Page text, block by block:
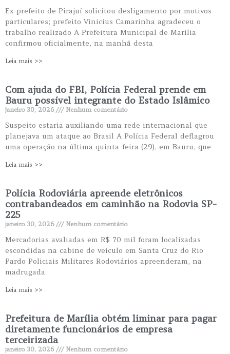
Ex-prefeito de Pirajuí solicitou desligamento por motivos
particulares; prefeito Vinicius Camarinha agradeceu o
trabalho realizado A Prefeitura Municipal de Marília
confirmou oficialmente, na manhã desta
Leia mais >>
Com ajuda do FBI, Polícia Federal prende em
Bauru possível integrante do Estado Islâmico
janeiro 30, 2026 Nenhum comentário
Suspeito estaria auxiliando uma rede internacional que
planejava um ataque ao Brasil A Polícia Federal deflagrou
uma operação na última quinta-feira (29), em Bauru, que
Leia mais >>
Polícia Rodoviária apreende eletrônicos
contrabandeados em caminhão na Rodovia SP-
225
janeiro 30, 2026 Nenhum comentário
Mercadorias avaliadas em R$ 70 mil foram localizadas
escondidas na cabine de veículo em Santa Cruz do Rio
Pardo Policiais Militares Rodoviários apreenderam, na
madrugada
Leia mais >>
Prefeitura de Marília obtém liminar para pagar
diretamente funcionários de empresa
terceirizada
janeiro 30, 2026 Nenhum comentário